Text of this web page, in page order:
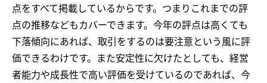
点をすべて掲載しているからです。つまりこれまでの評
点の推移などもカバーできます。今年の評点は高くても
下落傾向にあれば、取引をするのは要注意という風に評
価できるわけです。また安定性に欠けたとしても、経営
者能力や成長性で高い評価を受けているのであれば、今